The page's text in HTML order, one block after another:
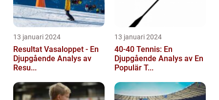
13 januari 2024
Resultat Vasaloppet - En
Djupgående Analys av
Resu...
13 januari 2024
40-40 Tennis: En
Djupgående Analys av En
Populär T...